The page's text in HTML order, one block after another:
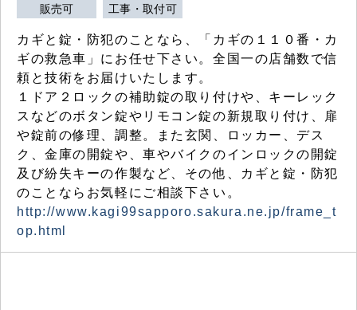
販売可 工事・取付可
カギと錠・防犯のことなら、「カギの１１０番・カ
ギの救急車」にお任せ下さい。全国一の店舗数で信
頼と技術をお届けいたします。
１ドア２ロックの補助錠の取り付けや、キーレック
スなどのボタン錠やリモコン錠の新規取り付け、扉
や錠前の修理、調整。また玄関、ロッカー、デス
ク、金庫の開錠や、車やバイクのインロックの開錠
及び紛失キーの作製など、その他、カギと錠・防犯
のことならお気軽にご相談下さい。
http://www.kagi99sapporo.sakura.ne.jp/frame_t
op.html